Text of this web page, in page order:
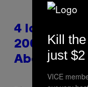
4 Iconic
2000s You
About
Kill
just
VICE